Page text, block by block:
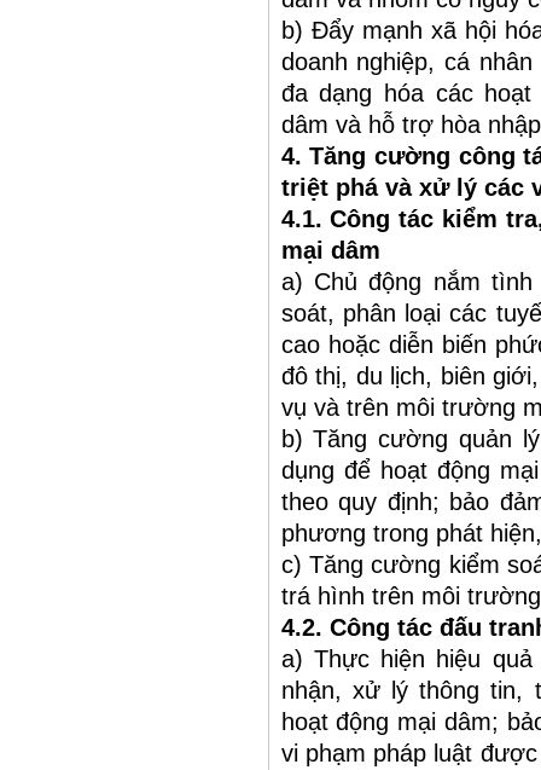
b) Đẩy mạnh xã hội
doanh nghiệp, cá
đa dạng hóa các
dâm và hỗ trợ hòa
4. Tăng cường công
triệt phá và xử lý các
4.1. Công tác kiểm
mại dâm
a) Chủ động nắm
soát, phân loại các
cao hoặc diễn biến
đô thị, du lịch, biên
vụ và trên môi trường
b) Tăng cường quản
dụng để hoạt động
theo quy định; bảo
phương trong phát
c) Tăng cường kiểm
trá hình trên môi
4.2. Công tác đấu
a) Thực hiện hiệu
nhận, xử lý thông tin,
hoạt động mại dâm;
vi phạm pháp luật